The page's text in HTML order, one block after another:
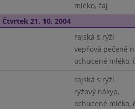
mléko, čaj
Čtvrtek 21. 10. 2004
rajská s rýží
vepřová pečeně
ochucené mléko,
rajská s rýží
rýžový nákyp,
ochucené mléko,